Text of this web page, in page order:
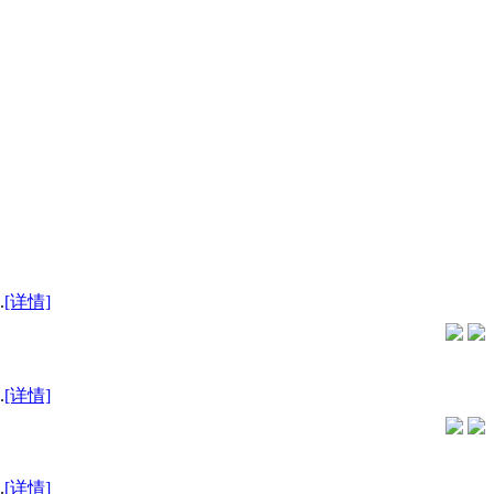
[详情]
[详情]
[详情]